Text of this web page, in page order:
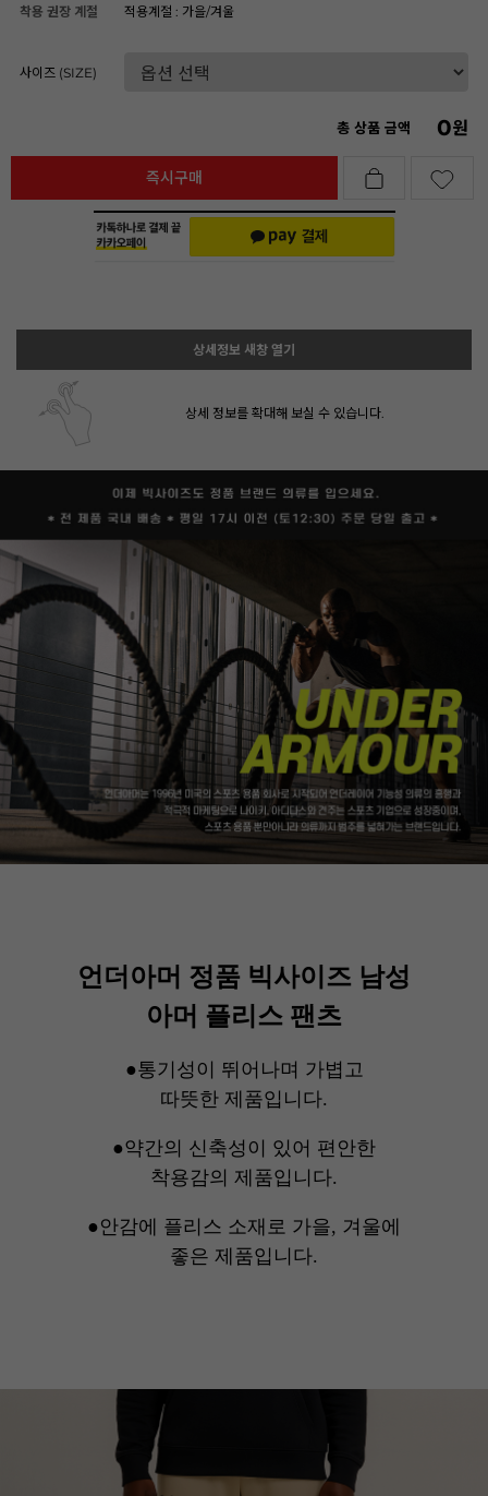
착용 권장 계절 적용계절 : 가을/겨울
사이즈 (SIZE)
총 상품 금액 0원
즉시구매
상세정보 새창 열기
상세 정보를 확대해 보실 수 있습니다.
언더아머 정품 빅사이즈 남성
아머 플리스 팬츠
●통기성이 뛰어나며 가볍고
따뜻한 제품입니다.
●약간의 신축성이 있어 편안한
착용감의 제품입니다.
●안감에 플리스 소재로 가을, 겨울에
좋은 제품입니다.